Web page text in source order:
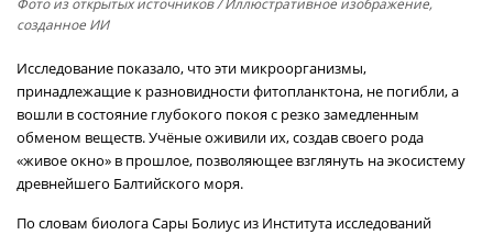
Фото из открытых источников/ Иллюстративное изображение,
созданное ИИ
Исследование показало, что эти микроорганизмы,
принадлежащие к разновидности фитопланктона, не погибли, а
вошли в состояние глубокого покоя с резко замедленным
обменом веществ. Учёные оживили их, создав своего рода
«живое окно» в прошлое, позволяющее взглянуть на экосистему
древнейшего Балтийского моря.
По словам биолога Сары Болиус из Института исследований